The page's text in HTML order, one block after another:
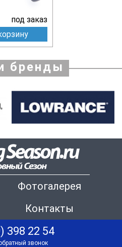
под заказ
бренды
Фотогалерея
Контакты
398 22 54
звонок